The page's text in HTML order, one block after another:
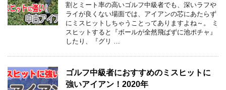
割とミート率の高いゴルフ中級者でも、深いラフや
ライが良くない場面では、アイアンの芯にあたらず
にミスヒットしちゃうことってありますよね～。 ミ
スヒットすると『ボールが全然飛ばずに池ポチャ』
したり、『グリ …
ゴルフ中級者におすすめのミスヒットに
強いアイアン！2020年